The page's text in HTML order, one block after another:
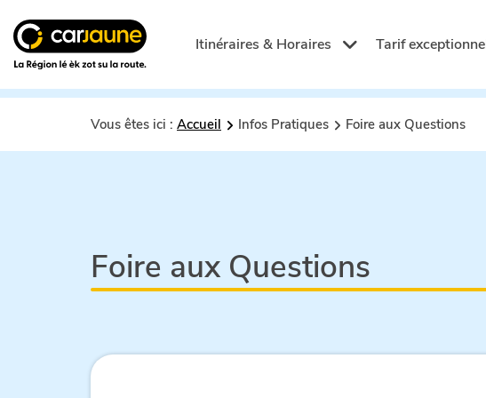
jaune
Itinéraires & Horaires Tarif
Vous êtes ici : Accueil Infos Pratiques Foire aux Questions
Foire aux Questions